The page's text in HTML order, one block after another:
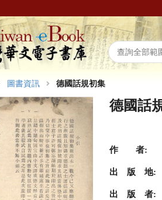
圖書資訊 德國話規初集
德國話
作 者:
出 版 地:
出 版 者: